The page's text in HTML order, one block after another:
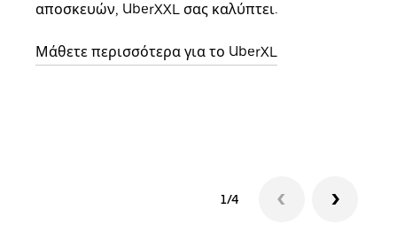
αποσκευών, UberXXL σας καλύπτει.
Μάθετε περισσότερα για το UberXL
1/4